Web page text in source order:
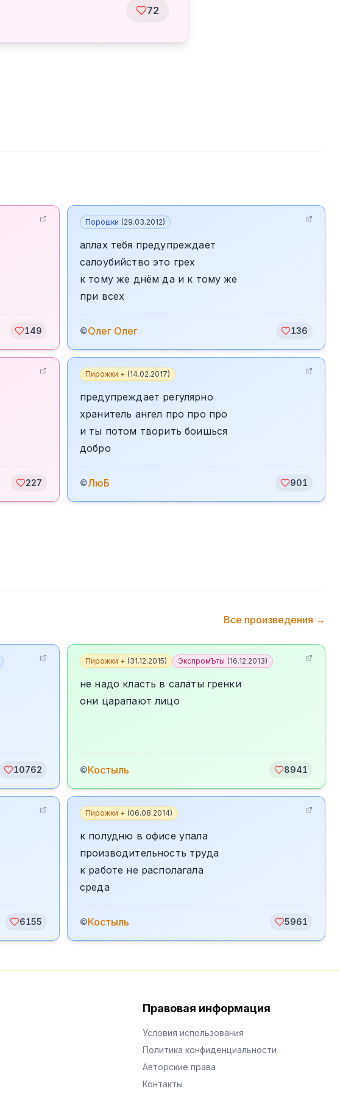
72
149
Порошки (29.03.2012)
аллах тебя предупреждает
салоубийство это грех
к тому же днём да и к тому же
при всех
©Олег Олег 136
227
Пирожки + (14.02.2017)
предупреждает регулярно
хранитель ангел про про про
и ты потом творить боишься
добро
©ЛюБ 901
Все произведения →
10762
Пирожки + (31.12.2015) ЭкспромЪты (16.12.2013)
не надо класть в салаты гренки
они царапают лицо
©Костыль 8941
6155
Пирожки + (06.08.2014)
к полудню в офисе упала
производительность труда
к работе не располагала
среда
©Костыль 5961
Правовая информация
Условия использования
Политика конфиденциальности
Авторские права
Контакты